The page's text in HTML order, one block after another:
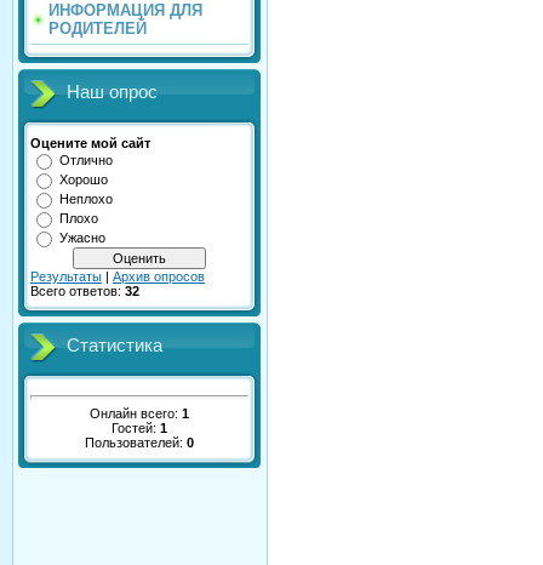
ИНФОРМАЦИЯ ДЛЯ
РОДИТЕЛЕЙ
Наш опрос
Оцените мой сайт
Отлично
Хорошо
Неплохо
Плохо
Ужасно
Результаты | Архив опросов
Всего ответов: 32
Статистика
Онлайн всего: 1
Гостей: 1
Пользователей: 0